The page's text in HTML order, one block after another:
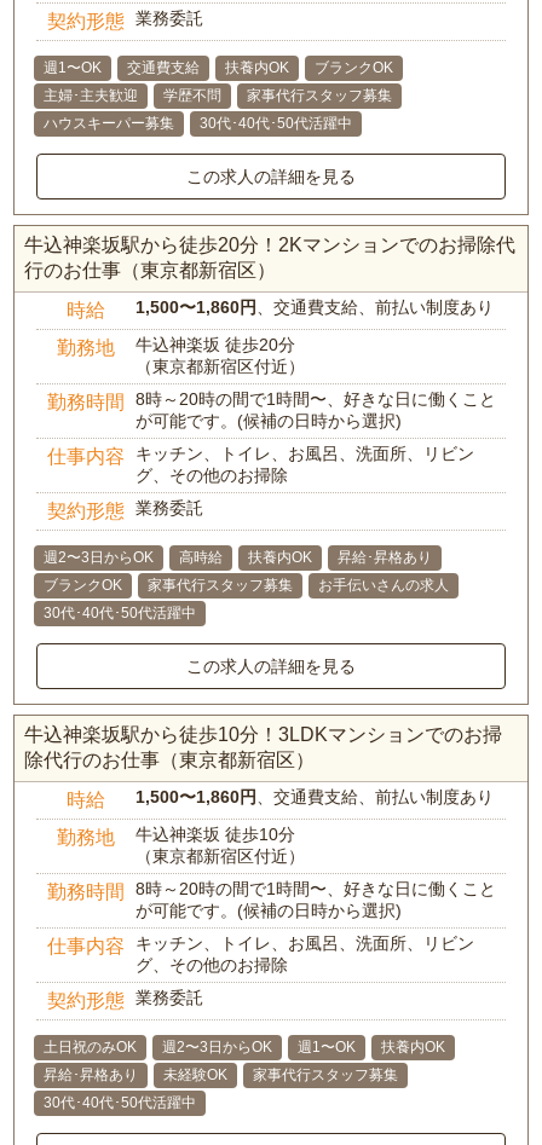
契約形態 業務委託
週1〜OK 交通費支給 扶養内OK
ブランクOK
主婦･主夫歓迎
学歴不問
家事代行スタッフ募集
ハウスキーパー募集
30代･40代･50代活躍中
この求人の詳細を見る
牛込神楽坂駅から徒歩20分！2Kマンションでのお掃除代
行のお仕事（東京都新宿区）
時給 1,500〜1,860円 、交通費支給、前払い制度あり
勤務地
牛込神楽坂 徒歩20分
（東京都新宿区付近）
勤務時間
8時～20時の間で1時間〜、好きな日に働くこと
が可能です。(候補の日時から選択)
仕事内容
キッチン、トイレ、お風呂、洗面所、リビン
グ、その他のお掃除
契約形態 業務委託
週2〜3日からOK 高時給 扶養内OK
昇給･昇格あり
ブランクOK
家事代行スタッフ募集
お手伝いさんの求人
30代･40代･50代活躍中
この求人の詳細を見る
牛込神楽坂駅から徒歩10分！3LDKマンションでのお掃
除代行のお仕事（東京都新宿区）
時給 1,500〜1,860円 、交通費支給、前払い制度あり
勤務地
牛込神楽坂 徒歩10分
（東京都新宿区付近）
勤務時間
8時～20時の間で1時間〜、好きな日に働くこと
が可能です。(候補の日時から選択)
仕事内容
キッチン、トイレ、お風呂、洗面所、リビン
グ、その他のお掃除
契約形態 業務委託
土日祝のみOK 週2〜3日からOK 週1〜OK
扶養内OK
昇給･昇格あり
未経験OK
家事代行スタッフ募集
30代･40代･50代活躍中